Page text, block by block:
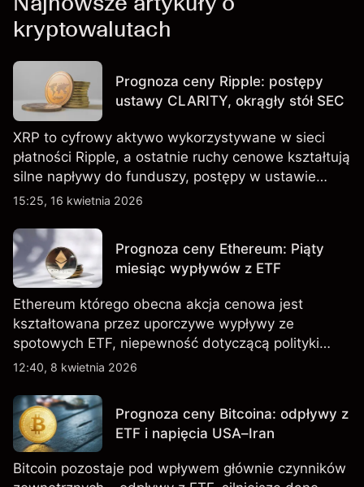
kryptowalutach
Prognoza ceny Ripple: postępy
ustawy CLARITY, okrągły stół SEC
XRP to cyfrowy aktywo wykorzystywane w sieci
płatności Ripple, a ostatnie ruchy cenowe kształtują
silne napływy do funduszy, postępy w ustawie
CLARITY oraz okrągły stół SEC zaplanowany na 16
są wiarygodnym wskaźnikiem przyszłych
rezultatów.
15:25, 16 kwietnia 2026
Prognoza ceny Ethereum: Piąty
miesiąc wypływów z ETF
Ethereum którego obecna akcja cenowa jest
kształtowana przez uporczywe wypływy ze
spotowych ETF, niepewność dotyczącą polityki
handlowej USA oraz nadchodzące dane
przeszłości nie są wiarygodnym wskaźnikiem
przyszłych rezultatów.
12:40, 8 kwietnia 2026
Prognoza ceny Bitcoina: odpływy z
ETF i napięcia USA–Iran
Bitcoin pozostaje pod wpływem głównie czynników